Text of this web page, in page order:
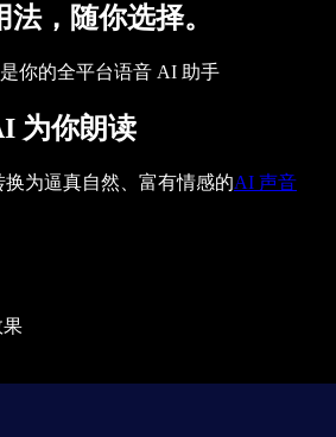
法，随你选择。
是你的全平台语音 AI 助手
为你朗读
为逼真自然、富有情感的AI 声音
果